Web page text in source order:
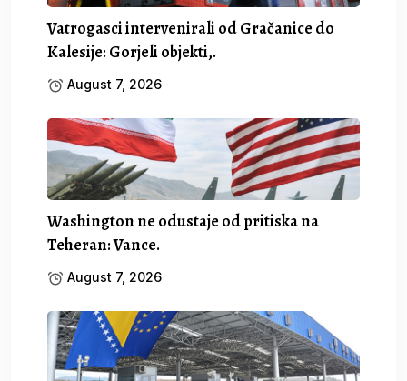
Vatrogasci intervenirali od Gračanice do
Kalesije: Gorjeli objekti,.
August 7, 2026
Washington ne odustaje od pritiska na
Teheran: Vance.
August 7, 2026